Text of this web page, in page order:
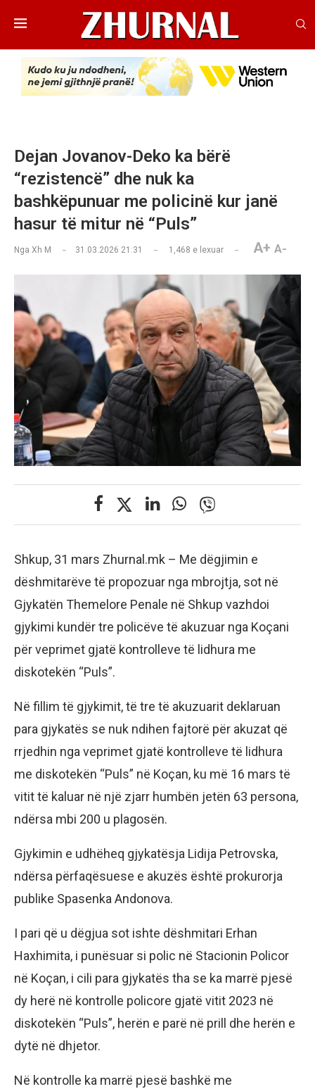
Dejan Jovanov-Deko ka bërë
“rezistencë” dhe nuk ka
bashkëpunuar me policinë kur janë
hasur të mitur në “Puls”
Nga Xh M 31.03.2026 21:31 1,468 e lexuar A+ A-
Shkup, 31 mars Zhurnal.mk – Me dëgjimin e
dëshmitarëve të propozuar nga mbrojtja, sot në
Gjykatën Themelore Penale në Shkup vazhdoi
gjykimi kundër tre policëve të akuzuar nga Koçani
për veprimet gjatë kontrolleve të lidhura me
diskotekën “Puls”.
Në fillim të gjykimit, të tre të akuzuarit deklaruan
para gjykatës se nuk ndihen fajtorë për akuzat që
rrjedhin nga veprimet gjatë kontrolleve të lidhura
me diskotekën “Puls” në Koçan, ku më 16 mars të
vitit të kaluar në një zjarr humbën jetën 63 persona,
ndërsa mbi 200 u plagosën.
Gjykimin e udhëheq gjykatësja Lidija Petrovska,
ndërsa përfaqësuese e akuzës është prokurorja
publike Spasenka Andonova.
I pari që u dëgjua sot ishte dëshmitari Erhan
Haxhimita, i punësuar si polic në Stacionin Policor
në Koçan, i cili para gjykatës tha se ka marrë pjesë
dy herë në kontrolle policore gjatë vitit 2023 në
diskotekën “Puls”, herën e parë në prill dhe herën e
dytë në dhjetor.
Në kontrolle ka marrë pjesë bashkë me